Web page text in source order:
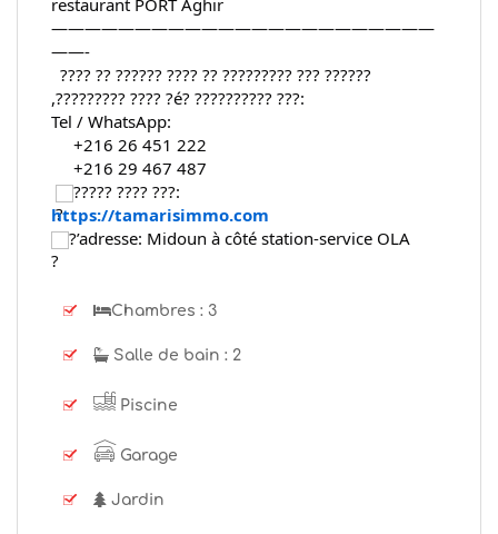
restaurant PORT Aghir
———————————————————————
——-
,????????? ???? ?é? ?????????? ???:
Tel / WhatsApp:
     +216 26 451 222
     +216 29 467 487
????? ???? ???:
https://tamarisimmo.com
?’adresse: Midoun à côté station-service OLA
Chambres : 3
Salle de bain : 2
Piscine
Garage
Jardin